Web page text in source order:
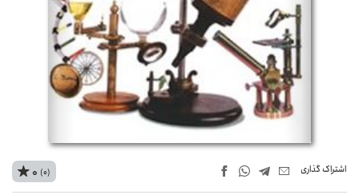
اشتراک‌ گذاری 0 (0)